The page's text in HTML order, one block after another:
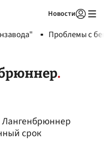
Новости
Проблемы с
Лангенбрюннер
срок